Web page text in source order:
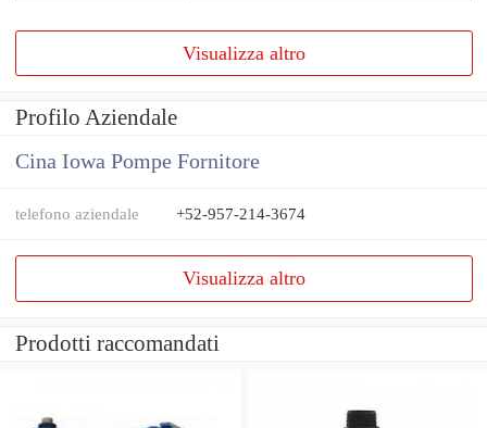
Visualizza altro
Profilo Aziendale
Cina Iowa Pompe Fornitore
telefono aziendale +52-957-214-3674
Visualizza altro
Prodotti raccomandati